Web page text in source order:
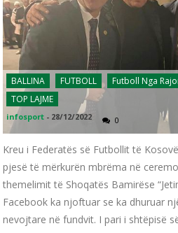
BALLINA FUTBOLL Futboll Nga
TOP LAJME
infosport - 28/12/2022 0
Kreu i Federatës së Futbollit të
pjesë të mërkurën mbrëma në
themelimit të Shoqatës Bamirëse
Facebook ka njoftuar se ka dhuruar
nevojtare në fundvit. I pari i shtëpisë